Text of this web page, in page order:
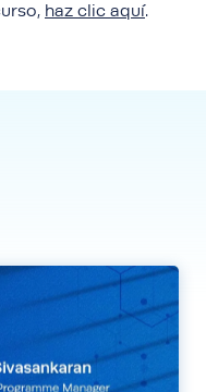
haz clic aquí.